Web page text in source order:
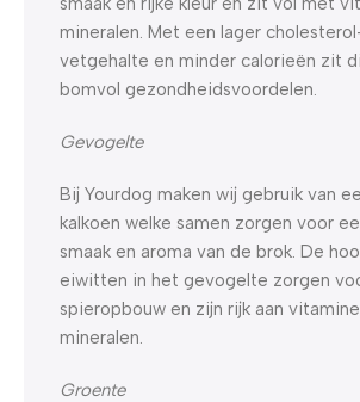
mineralen. Met een lager
vetgehalte en minder calorieën zit
bomvol gezondheidsvoordelen.
Gevogelte
Bij Yourdog maken wij gebruik van
kalkoen welke samen zorgen voor
smaak en aroma van de brok. De
eiwitten in het gevogelte zorgen
spieropbouw en zijn rijk aan
mineralen.
Groente